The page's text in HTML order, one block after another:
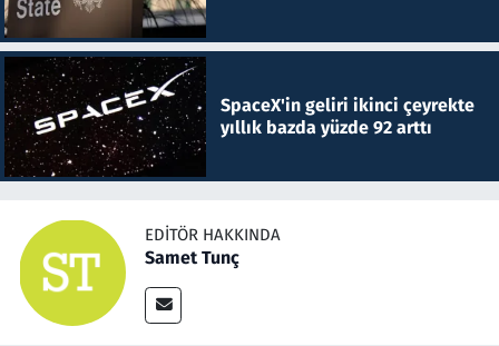
SpaceX'in geliri ikinci çeyrekte
yıllık bazda yüzde 92 arttı
EDITÖR HAKKINDA
Samet Tunç